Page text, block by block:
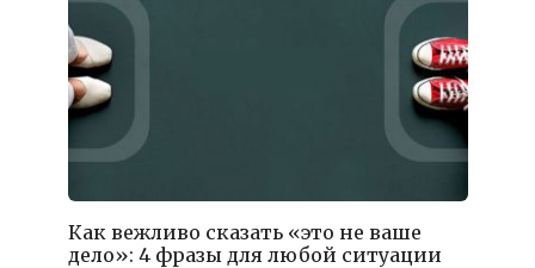
Как вежливо сказать «это не ваше
дело»: 4 фразы для любой ситуации